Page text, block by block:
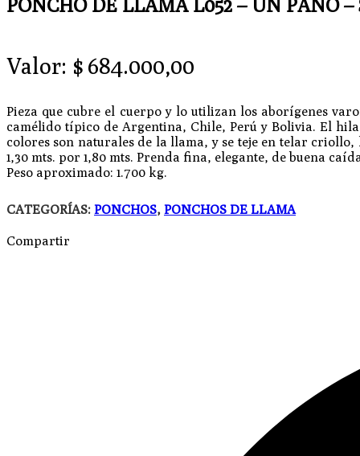
PONCHO DE LLAMA L052 – UN PAÑO –
Valor: $ 684.000,00
Pieza que cubre el cuerpo y lo utilizan los aborígenes
camélido típico de Argentina, Chile, Perú y Bolivia. El
colores son naturales de la llama, y se teje en telar
1,30 mts. por 1,80 mts. Prenda fina, elegante, de buena
Peso aproximado: 1.700 kg.
CATEGORÍAS: PONCHOS, PONCHOS DE LLAMA
Compartir